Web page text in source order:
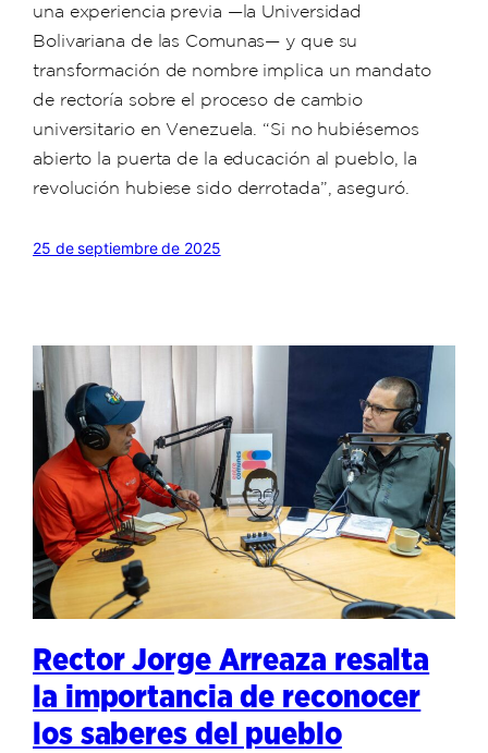
una experiencia previa —la Universidad
Bolivariana de las Comunas— y que su
transformación de nombre implica un mandato
de rectoría sobre el proceso de cambio
universitario en Venezuela. “Si no hubiésemos
abierto la puerta de la educación al pueblo, la
revolución hubiese sido derrotada”, aseguró.
25 de septiembre de 2025
Rector Jorge Arreaza resalta
la importancia de reconocer
los saberes del pueblo